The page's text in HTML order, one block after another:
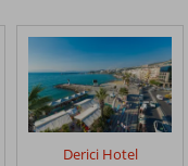
Derici Hotel